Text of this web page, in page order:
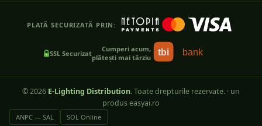
PLATĂ SECURIZATĂ PRIN:
SSL Securizat
Cumperi acum,
plătești mai târziu
tbi bank
©2026 E-Lighting Distribution. Toate drepturile rezervate. · un
produs easyai.ro
ANPC — SAL SOL Online